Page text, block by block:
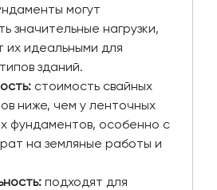
могут
значительные нагрузки,
их идеальными для
зданий.
стоимость свайных
ниже, чем у ленточных
фундаментов, особенно с
на земляные работы и
подходят для